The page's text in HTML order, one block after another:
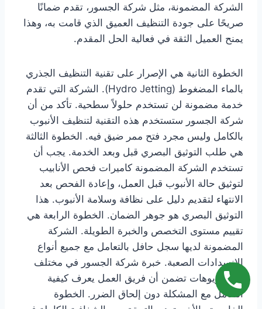
الشركة المضمونة، مثل شركة الجسور، تقدم ضمانًا
صريحًا على جودة التنظيف العميق الذي قامت به، وهذا
يمنح العميل الثقة في فعالية الحل المقدم.
الخطوة الثانية هي الإصرار على تقنية التنظيف الجذري
بالماء المضغوط (Hydro Jetting). الشركة التي تقدم
خدمة مضمونة لن تستخدم حلولاً سطحية. تأكد من أن
شركة الجسور ستستخدم هذه التقنية لتنظيف الأنبوب
بالكامل وليس مجرد فتح ممر ضيق فيه. الخطوة الثالثة
هي طلب التوثيق البصري قبل وبعد الخدمة. يجب أن
تستخدم الشركة المضمونة كاميرات فحص الأنابيب
لتوثيق حالة الأنبوب قبل العمل، وإعادة الفحص بعد
الانتهاء لتقديم دليل على نظافة وسلامة الأنبوب. هذا
التوثيق البصري هو جوهر الضمان. الخطوة الرابعة هي
تقييم مستوى التخصص والخبرة الطويلة. الشركة
المضمونة لديها سجل حافل بالتعامل مع جميع أنواع
الانسدادات الصعبة. خبرة شركة الجسور في مختلف
السيناريوهات تضمن أن فريق العمل يعرف كيفية
التعامل مع المشكلة دون إلحاق الضرر. الخطوة